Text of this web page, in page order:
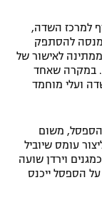
למרכז השדה,
להסתפק
לאישור של
במקרה שאחד
ועלי מוחמד
משום
עומס שיוביל
וירדן שועה
הספסל ייכנס